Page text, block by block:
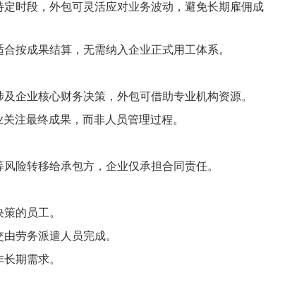
时段，外包可灵活应对业务波动，避免长期雇佣成
按成果结算，无需纳入企业正式用工体系。
企业核心财务决策，外包可借助专业机构资源。
注最终成果，而非人员管理过程。
险转移给承包方，企业仅承担合同责任。
的员工。
劳务派遣人员完成。
期需求。